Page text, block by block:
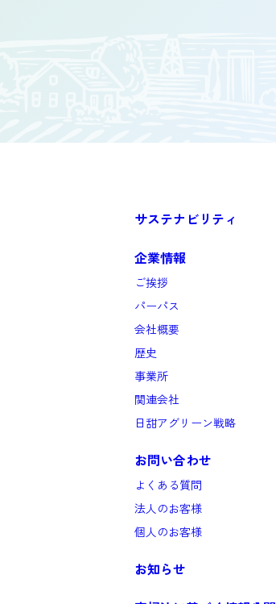
サステナビリティ
企業情報
ご挨拶
パーパス
会社概要
歴史
事業所
関連会社
日甜アグリーン戦略
お問い合わせ
よくある質問
法人のお客様
個人のお客様
お知らせ